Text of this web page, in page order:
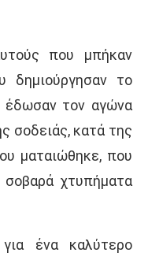
που μπήκαν
δημιούργησαν το
έδωσαν τον αγώνα
σοδειάς, κατά της
ματαιώθηκε, που
χτυπήματα
ένα καλύτερο